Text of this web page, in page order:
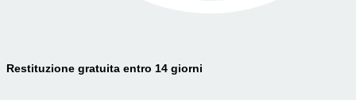
Restituzione gratuita entro 14 giorni